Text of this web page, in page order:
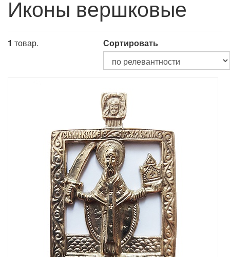
Иконы вершковые
1 товар. Сортировать